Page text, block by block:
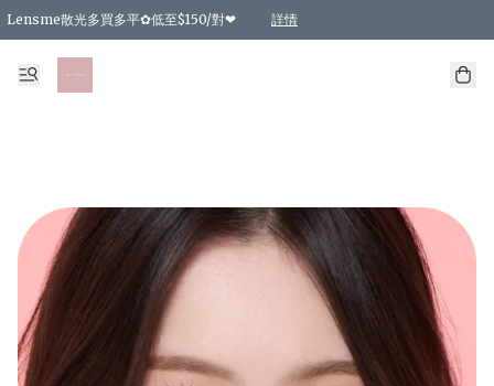
Lensme散光多買多平✿低至$150/對❤ 詳情
台灣Karacon⁩✧日拋 特價清貨❁⃘
日本韓國多款日/月拋現貨☼ 特價❤︎數量有限 售完即止
🇰🇷韓國多款月拋現貨 特價兩對$99✿數量有限 售完即止♫
精選商品，任選買2件或以上9 折；買4件或以上85 折；買6件或以上8 折
精選商品，任選買2件HKD 140.00；買4件HKD 260.00
精選商品，任選買2件HKD 190.00；買4件HKD 360.00
精選商品，任選買2件HKD 110.00；買4件HKD 180.00
精選商品，任選買2件HKD 170.00；買4件HKD 320.00
精選商品，任選買2件或以上減HKD 148.00
精選商品，任選買2件或以上減HKD 148.00
精選商品，任選買2件或以上95 折；買4件或以上9 折；買6件或以上85 折；買8件
精選商品，任選買12件或以上87 折
精選商品，任選買2件或以上減HKD 16.00；買4件或以上減HKD 32.00；買6
精選商品，任選買2件或以上95 折；買4件或以上9 折；買8件或以上85 折；買12
購物滿 HKD 800.00即享免運費優惠！（適用於 特定的送貨方式 )